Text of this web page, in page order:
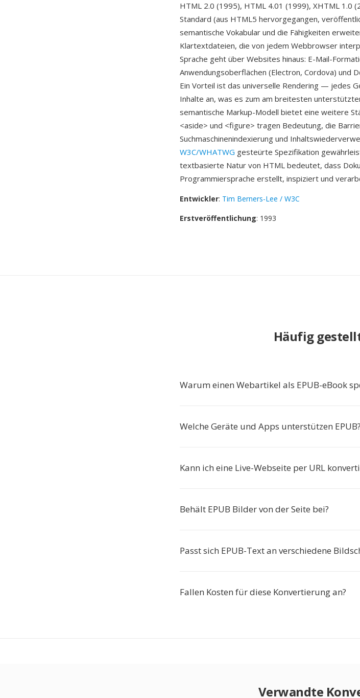
HTML 2.0 (1995), HTML 4.01 (1999), XHTML 1.0
Standard (aus HTML5 hervorgegangen,
semantische Vokabular und die Fähigkeiten
Klartextdateien, die von jedem Webbrowser
Sprache geht über Websites hinaus: E-Mail-
Anwendungsoberflächen (Electron, Cordova) und
Ein Vorteil ist das universelle Rendering — jedes
Inhalte an, was es zum am breitesten
semantische Markup-Modell bietet eine weitere
<aside> und <figure> tragen Bedeutung, die
Suchmaschinenindexierung und
W3C/WHATWG gesteürte Spezifikation
textbasierte Natur von HTML bedeutet, dass
Programmiersprache erstellt, inspiziert und
Entwickler: Tim Berners-Lee / W3C
Erstveröffentlichung: 1993
Häufig
Warum einen Webartikel als EPUB-eBook
Welche Geräte und Apps unterstützen EPUB?
Kann ich eine Live-Webseite per URL
Behält EPUB Bilder von der Seite bei?
Passt sich EPUB-Text an verschiedene
Fallen Kosten für diese Konvertierung an?
Verwandte